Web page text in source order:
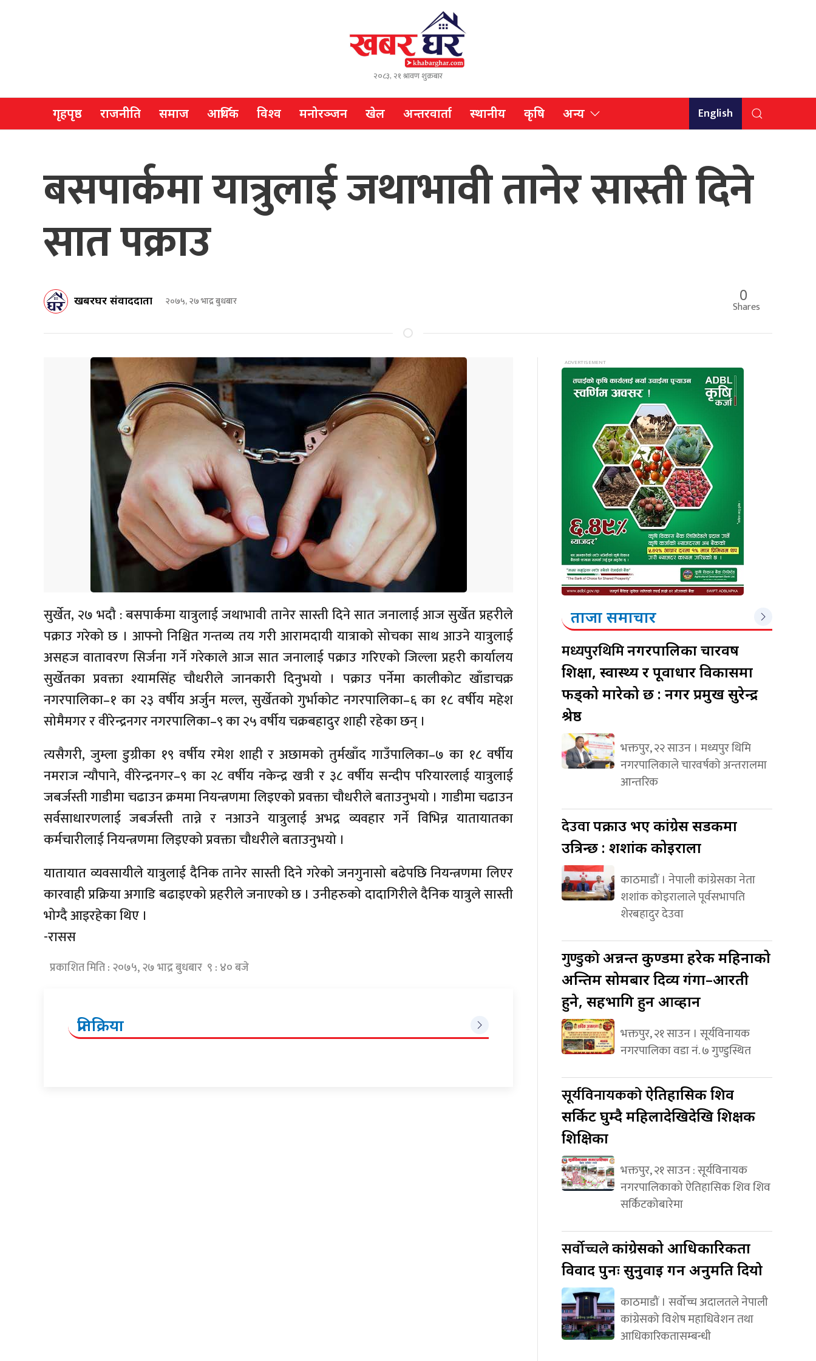
२०८३, २१ श्रावण शुक्रबार
गृहपृष्ठ राजनीति समाज आर्थिक विश्व मनोरञ्जन खेल अन्तरवार्ता स्थानीय कृषि अन्य English
बसपार्कमा यात्रुलाई जथाभावी तानेर सास्ती दिने
सात पक्राउ
खबरघर संवाददाता २०७५, २७ भाद्र बुधबार 0
Shares
सुर्खेत, २७ भदौ : बसपार्कमा यात्रुलाई जथाभावी तानेर सास्ती दिने सात जनालाई आज सुर्खेत प्रहरीले
पक्राउ गरेको छ । आफ्नो निश्चित गन्तव्य तय गरी आरामदायी यात्राको सोचका साथ आउने यात्रुलाई
असहज वातावरण सिर्जना गर्ने गरेकाले आज सात जनालाई पक्राउ गरिएको जिल्ला प्रहरी कार्यालय
सुर्खेतका प्रवक्ता श्यामसिंह चौधरीले जानकारी दिनुभयो । पक्राउ पर्नेमा कालीकोट खाँडाचक्र
नगरपालिका–१ का २३ वर्षीय अर्जुन मल्ल, सुर्खेतको गुर्भाकोट नगरपालिका–६ का १८ वर्षीय महेश
सोमैमगर र वीरेन्द्रनगर नगरपालिका–९ का २५ वर्षीय चक्रबहादुर शाही रहेका छन् ।
त्यसैगरी, जुम्ला डुग्रीका १९ वर्षीय रमेश शाही र अछामको तुर्मखाँद गाउँपालिका–७ का १८ वर्षीय
नमराज न्यौपाने, वीरेन्द्रनगर–९ का २८ वर्षीय नकेन्द्र खत्री र ३८ वर्षीय सन्दीप परियारलाई यात्रुलाई
जबर्जस्ती गाडीमा चढाउन क्रममा नियन्त्रणमा लिइएको प्रवक्ता चौधरीले बताउनुभयो । गाडीमा चढाउन
सर्वसाधारणलाई जबर्जस्ती तान्ने र नआउने यात्रुलाई अभद्र व्यवहार गर्ने विभिन्न यातायातका
कर्मचारीलाई नियन्त्रणमा लिइएको प्रवक्ता चौधरीले बताउनुभयो ।
यातायात व्यवसायीले यात्रुलाई दैनिक तानेर सास्ती दिने गरेको जनगुनासो बढेपछि नियन्त्रणमा लिएर
कारवाही प्रक्रिया अगाडि बढाइएको प्रहरीले जनाएको छ । उनीहरुको दादागिरीले दैनिक यात्रुले सास्ती
भोग्दै आइरहेका थिए ।
-रासस
प्रकाशित मिति : २०७५, २७ भाद्र बुधबार ९ : ४० बजे
प्रतिक्रिया
ताजा समाचार
मध्यपुरथिमिनगरपालिका चारवर्ष
शिक्षा, स्वास्थ्य र पूर्वाधार विकासमा
फड्को मारेको छ : नगर प्रमुख सुरेन्द्र
श्रेष्ठ
भक्तपुर, २२ साउन । मध्यपुर थिमि
नगरपालिकाले चारवर्षको अन्तरालमा
आन्तरिक
देउवापक्राउ भए कांग्रेस सडकमा
उत्रिन्छ : शशांक कोइराला
काठमाडौं । नेपाली कांग्रेसका नेता
शशांक कोइरालाले पूर्वसभापति
शेरबहादुर देउवा
गुण्डुकोअन्नन्त कुण्डमा हरेक महिनाको
अन्तिम सोमबार दिव्य गंगा–आरती
हुने, सहभागि हुन आव्हान
भक्तपुर, २१ साउन । सूर्यविनायक
नगरपालिका वडा नं. ७ गुण्डुस्थित
सूर्यविनायककोऐतिहासिक शिव
सर्किट घुम्दै महिलादेखिदेखि शिक्षक
शिक्षिका
भक्तपुर, २१ साउन : सूर्यविनायक
नगरपालिकाको ऐतिहासिक शिव शिव
सर्किटकोबारेमा
सर्वोच्चलेकांग्रेसको आधिकारिकता
विवाद पुनः सुनुवाइ गर्न अनुमति दियो
काठमाडौं । सर्वोच्च अदालतले नेपाली
कांग्रेसको विशेष महाधिवेशन तथा
आधिकारिकतासम्बन्धी